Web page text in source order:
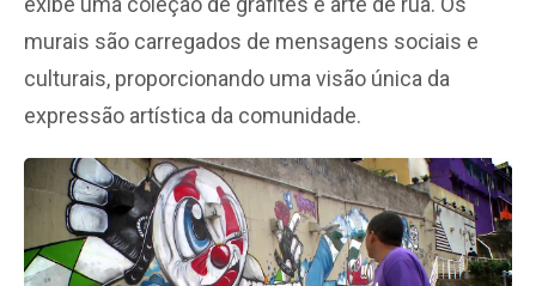
murais são carregados de mensagens sociais e
culturais, proporcionando uma visão única da
expressão artística da comunidade.